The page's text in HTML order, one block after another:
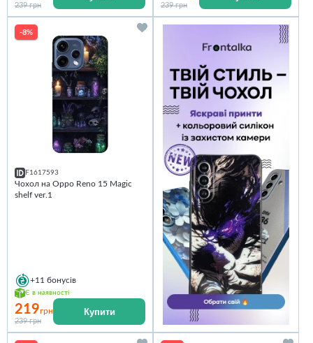
239 грн 239 грн
-8%
F1617593
Чохол на Oppo Reno 15 Magic
shelf ver.1
+11 бонусів
Є в наявності
219грн
239 грн
Купити